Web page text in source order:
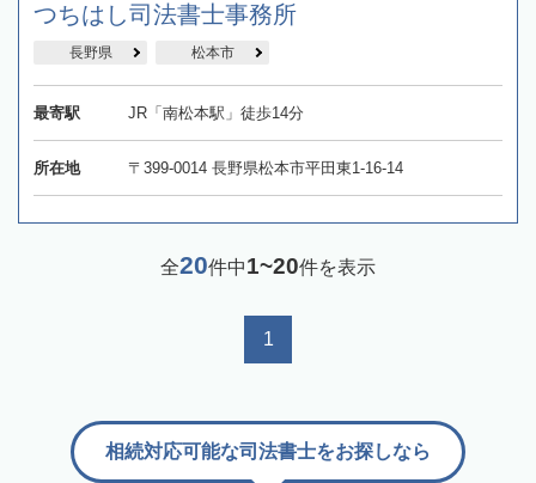
つちはし司法書士事務所
長野県 松本市
最寄駅 JR「南松本駅」徒歩14分
所在地 〒399-0014 長野県松本市平田東1-16-14
全20件中1~20件を表示
1
相続対応可能な司法書士をお探しなら